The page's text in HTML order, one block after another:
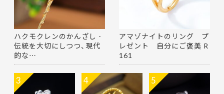
ハクモクレンのかんざし -
伝統を大切にしつつ、現代
的な…
アマゾナイトのリング プ
レゼント 自分にご褒美 R
161
3 4 5